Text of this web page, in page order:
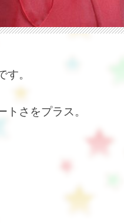
。
さをプラス。